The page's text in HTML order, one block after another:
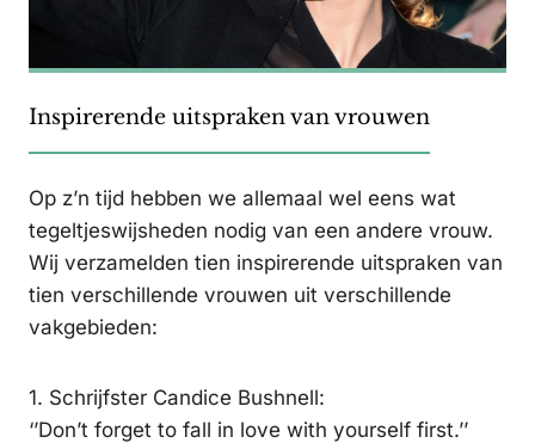
Inspirerende uitspraken van vrouwen
Op z’n tijd hebben we allemaal wel eens wat
tegeltjeswijsheden nodig van een andere vrouw.
Wij verzamelden tien inspirerende uitspraken van
tien verschillende vrouwen uit verschillende
vakgebieden:
1. Schrijfster Candice Bushnell:
‘’Don’t forget to fall in love with yourself first.’’